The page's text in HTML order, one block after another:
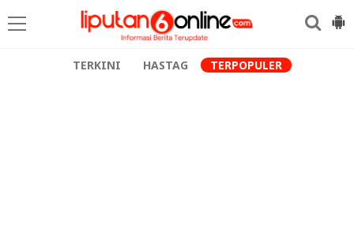
TERKINI HASTAG TERPOPULER